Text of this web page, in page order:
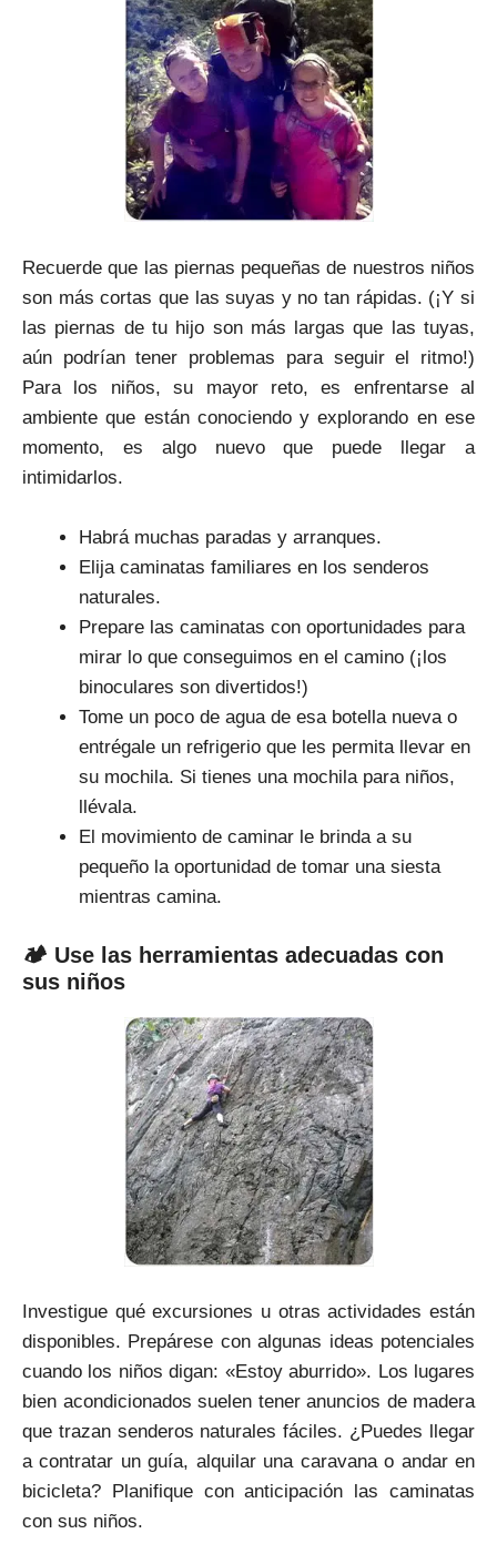
Recuerde que las piernas pequeñas de nuestros niños
son más cortas que las suyas y no tan rápidas. (¡Y si
las piernas de tu hijo son más largas que las tuyas,
aún podrían tener problemas para seguir el ritmo!)
Para los niños, su mayor reto, es enfrentarse al
ambiente que están conociendo y explorando en ese
momento, es algo nuevo que puede llegar a
intimidarlos.
Habrá muchas paradas y arranques.
Elija caminatas familiares en los senderos
naturales.
Prepare las caminatas con oportunidades para
mirar lo que conseguimos en el camino (¡los
binoculares son divertidos!)
Tome un poco de agua de esa botella nueva o
entrégale un refrigerio que les permita llevar en
su mochila. Si tienes una mochila para niños,
llévala.
El movimiento de caminar le brinda a su
pequeño la oportunidad de tomar una siesta
mientras camina.
🏕 Use las herramientas adecuadas con
sus niños
Investigue qué excursiones u otras actividades están
disponibles. Prepárese con algunas ideas potenciales
cuando los niños digan: «Estoy aburrido». Los lugares
bien acondicionados suelen tener anuncios de madera
que trazan senderos naturales fáciles. ¿Puedes llegar
a contratar un guía, alquilar una caravana o andar en
bicicleta? Planifique con anticipación las caminatas
con sus niños.